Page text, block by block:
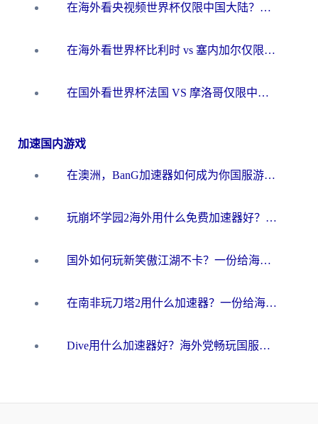
在海外看央视频世界杯仅限中国大陆？这篇指南帮你解锁中文解说+无卡顿直播
在海外看世界杯比利时 vs 塞内加尔仅限中国大陆？我找到了最流畅的中文解说之路
在国外看世界杯法国 VS 摩洛哥仅限中国大陆？海外党这样看中文解说赛事不卡顿
加速国内游戏
在澳洲，BanG加速器如何成为你国服游戏的“时光机”？
玩崩坏学园2海外用什么免费加速器好？2026海外党亲测国服游戏加速指南
国外如何玩新笑傲江湖不卡？一份给海外游子的终极网络指南
在南非玩刀塔2用什么加速器？一份给海外游子的终极生存指南
Dive用什么加速器好？海外党畅玩国服游戏的终极避坑指南